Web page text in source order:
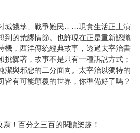
城餓莩、戰爭難民……現實生活正上演
到的荒謬情節。也許現在正是重新認識
機，西洋傳統經典故事，透過太宰治書
挑釁著，故事不是只有一種訴說方式；
潔與邪惡的二分面向。太宰治以獨特的
皆有可能顛覆的世界，你準備好了嗎？
！百分之三百的閱讀樂趣！